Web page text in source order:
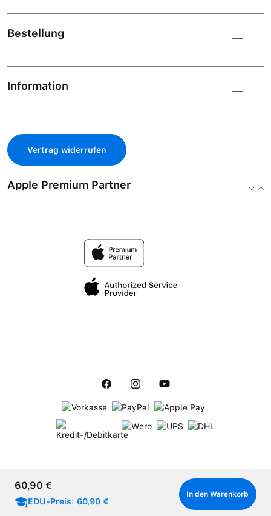
Verkaufspreis:
60,90 €
EDU-Preis: 60,90 €
In den Warenkorb
Bestellung
Information
Vertrag widerrufen
Apple Premium Partner